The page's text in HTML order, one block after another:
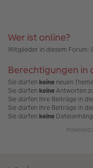
g
B
tr
g
Wer ist online?
Mitglieder in diesem Forum:
Berechtigungen in
Sie dürfen keine neuen
Sie dürfen keineAntworten
Sie dürfen Ihre Beiträge in
Sie dürfen Ihre Beiträge in
Sie dürfen keine
Powered